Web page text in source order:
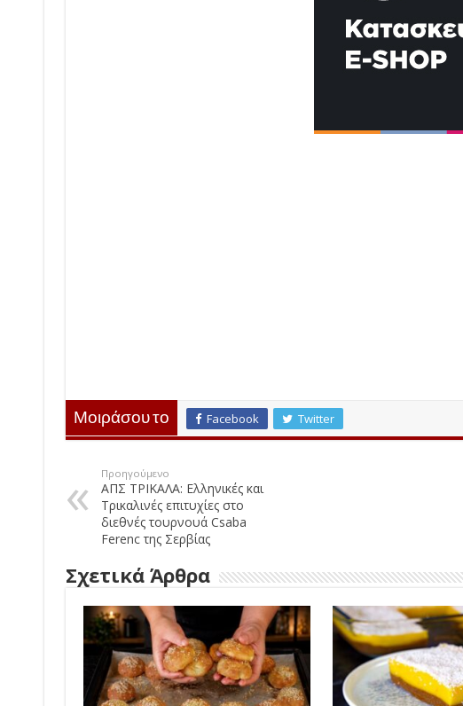
Μοιράσου το Facebook Twitter
Προηγούμενο
ΑΠΣ ΤΡΙΚΑΛΑ: Ελληνικές και
Τρικαλινές επιτυχίες στο
διεθνές τουρνουά Csaba
Ferenc της Σερβίας
Σχετικά Άρθρα